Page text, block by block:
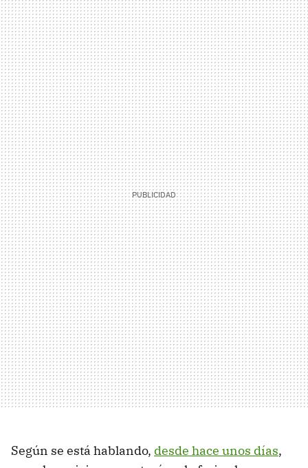
Según se está hablando, desde hace unos días,